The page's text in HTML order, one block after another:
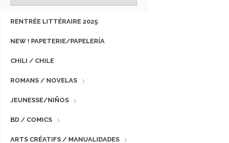
RENTRÉE LITTÉRAIRE 2025
NEW ! PAPETERIE/PAPELERÍA
CHILI / CHILE
ROMANS / NOVELAS
JEUNESSE/NIÑOS
BD / COMICS
ARTS CRÉATIFS / MANUALIDADES